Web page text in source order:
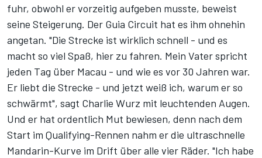
fuhr, obwohl er vorzeitig aufgeben musste, beweist
seine Steigerung. Der Guia Circuit hat es ihm ohnehin
angetan. "Die Strecke ist wirklich schnell - und es
macht so viel Spaß, hier zu fahren. Mein Vater spricht
jeden Tag über Macau - und wie es vor 30 Jahren war.
Er liebt die Strecke - und jetzt weiß ich, warum er so
schwärmt", sagt Charlie Wurz mit leuchtenden Augen.
Und er hat ordentlich Mut bewiesen, denn nach dem
Start im Qualifying-Rennen nahm er die ultraschnelle
Mandarin-Kurve im Drift über alle vier Räder. "Ich habe